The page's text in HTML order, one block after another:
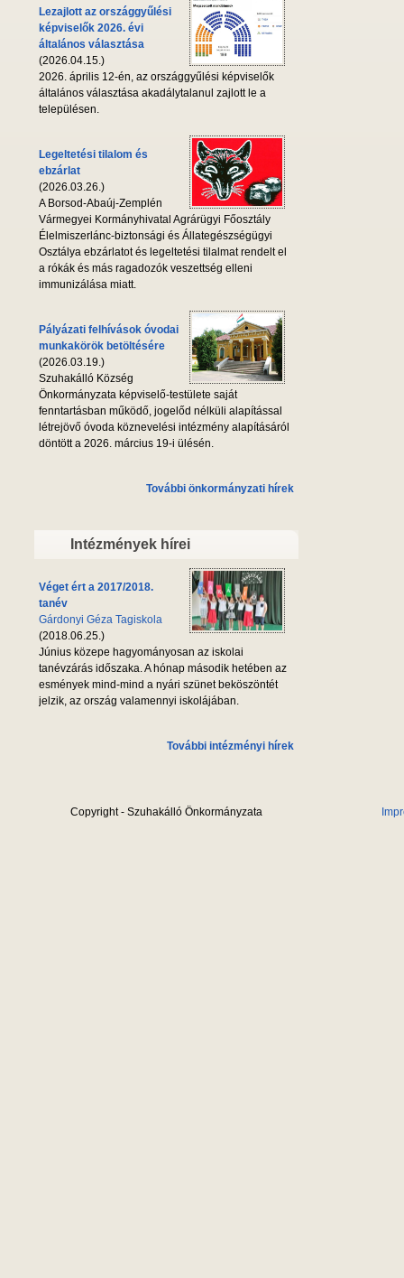
Lezajlott az országgyűlési
képviselők 2026. évi
általános választása
(2026.04.15.)
2026. április 12-én, az országgyűlési képviselők
általános választása akadálytalanul zajlott le a
településen.
Legeltetési tilalom és
ebzárlat
(2026.03.26.)
A Borsod-Abaúj-Zemplén
Vármegyei Kormányhivatal Agrárügyi Főosztály
Élelmiszerlánc-biztonsági és Állategészségügyi
Osztálya ebzárlatot és legeltetési tilalmat rendelt el
a rókák és más ragadozók veszettség elleni
immunizálása miatt.
Pályázati felhívások óvodai
munkakörök betöltésére
(2026.03.19.)
Szuhakálló Község
Önkormányzata képviselő-testülete saját
fenntartásban működő, jogelőd nélküli alapítással
létrejövő óvoda köznevelési intézmény alapításáról
döntött a 2026. március 19-i ülésén.
További önkormányzati hírek
Intézmények hírei
Véget ért a 2017/2018.
tanév
Gárdonyi Géza Tagiskola
(2018.06.25.)
Június közepe hagyományosan az iskolai
tanévzárás időszaka. A hónap második hetében az
esmények mind-mind a nyári szünet beköszöntét
jelzik, az ország valamennyi iskolájában.
További intézményi hírek
Copyright - Szuhakálló Önkormányzata